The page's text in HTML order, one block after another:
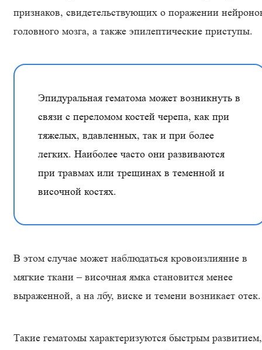
признаков, свидетельствующих о поражении
головного мозга, а также эпилептические приступы.
Эпидуральная гематома может возникнуть в
связи с переломом костей черепа, как при
тяжелых, вдавленных, так и при более
легких. Наиболее часто они развиваются
при травмах или трещинах в теменной и
височной костях.
В этом случае может наблюдаться кровоизлияние в
мягкие ткани – височная ямка становится менее
выраженной, а на лбу, виске и темени возникает отек.
Такие гематомы характеризуются быстрым развитием,